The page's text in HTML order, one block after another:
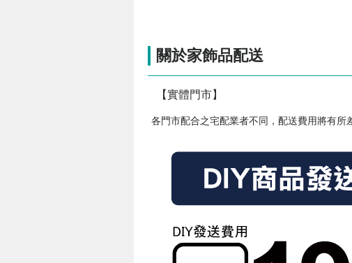
關於家飾品配送
【實體門市】
各門市配合之宅配業者不同，配送費用將有所